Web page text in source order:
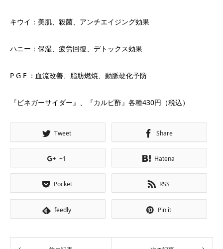
キウイ：美肌、殺菌、アンチエイジング効果
ハニー：保湿、疲労回復、デトックス効果
P G F ：血流改善、脂肪燃焼、動脈硬化予防
『ビネガーサイダー』、『カルピ酢』各種430円（税込）
Tweet Share
+1 Hatena
Pocket RSS
feedly Pin it